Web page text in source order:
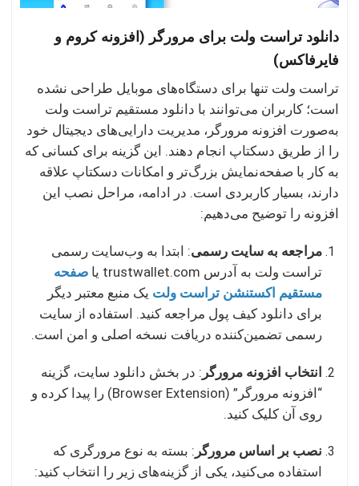
دانلود تراست ولت برای مرورگر (افزونه کروم و
فایرفاکس)
تراست ولت تنها برای دستگاه‌های موبایل طراحی نشده
است؛ کاربران می‌توانند با دانلود مستقیم تراست ولت
به‌صورت افزونه مرورگر، مدیریت دارایی‌های دیجیتال خود
را از طریق دسکتاپ انجام دهند. این گزینه برای کسانی که
به کار با صفحه‌نمایش بزرگ‌تر و امکانات دسکتاپ علاقه
دارند، بسیار کاربردی است. در ادامه، مراحل نصب این
افزونه را توضیح می‌دهیم:
مراجعه به سایت رسمی: ابتدا به وب‌سایت رسمی
تراست ولت به آدرس trustwallet.com یا
صفحه
مستقیم اکستنشن تراست ولت یک منبع معتبر دیگر
برای دانلود کیف پول مراجعه کنید. استفاده از سایت
رسمی تضمین‌کننده دریافت نسخه اصلی و امن است.
انتخاب افزونه مرورگر : در بخش دانلود سایت، گزینه
“افزونه مرورگر” (Browser Extension) را پیدا کرده و
روی آن کلیک کنید.
نصب بر اساس مرورگر : بسته به نوع مرورگری که
استفاده می‌کنید، یکی از گزینه‌های زیر را انتخاب کنید: